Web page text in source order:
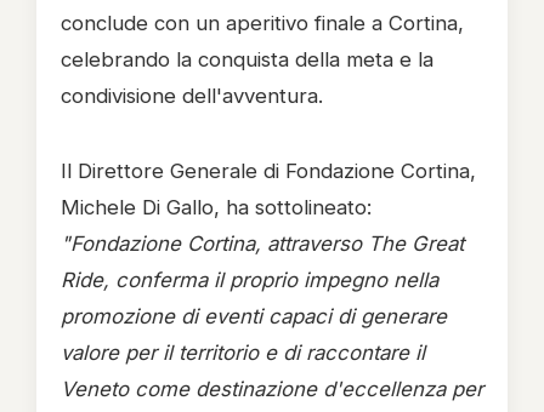
conclude con un aperitivo finale a Cortina,
celebrando la conquista della meta e la
condivisione dell'avventura.
Il Direttore Generale di Fondazione Cortina,
Michele Di Gallo, ha sottolineato:
"Fondazione Cortina, attraverso The Great
Ride, conferma il proprio impegno nella
promozione di eventi capaci di generare
valore per il territorio e di raccontare il
Veneto come destinazione d'eccellenza per